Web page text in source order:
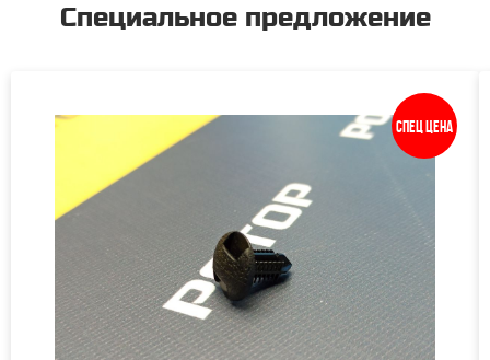
Специальное предложение
Спец цена